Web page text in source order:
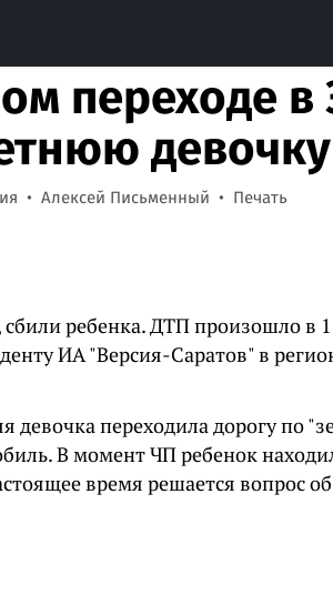
переходе в
девочку
Алексей Письменный Печать
сбили ребенка. ДТП произошло в
ИА "Версия-Саратов" в
девочка переходила дорогу по
В момент ЧП ребенок
время решается вопрос